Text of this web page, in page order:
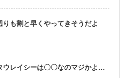
りも割と早くやってきそうだよ
ウレイシーは〇〇なのマジかよ…